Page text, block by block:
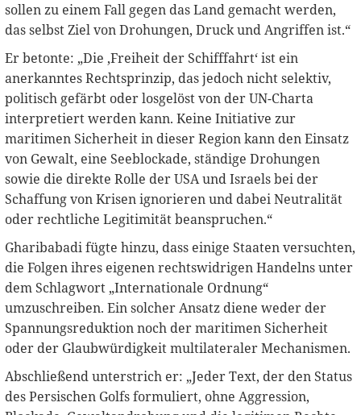
sollen zu einem Fall gegen das Land gemacht werden,
das selbst Ziel von Drohungen, Druck und Angriffen ist.“
Er betonte: „Die ‚Freiheit der Schifffahrt‘ ist ein
anerkanntes Rechtsprinzip, das jedoch nicht selektiv,
politisch gefärbt oder losgelöst von der UN-Charta
interpretiert werden kann. Keine Initiative zur
maritimen Sicherheit in dieser Region kann den Einsatz
von Gewalt, eine Seeblockade, ständige Drohungen
sowie die direkte Rolle der USA und Israels bei der
Schaffung von Krisen ignorieren und dabei Neutralität
oder rechtliche Legitimität beanspruchen.“
Gharibabadi fügte hinzu, dass einige Staaten versuchten,
die Folgen ihres eigenen rechtswidrigen Handelns unter
dem Schlagwort „Internationale Ordnung“
umzuschreiben. Ein solcher Ansatz diene weder der
Spannungsreduktion noch der maritimen Sicherheit
oder der Glaubwürdigkeit multilateraler Mechanismen.
Abschließend unterstrich er: „Jeder Text, der den Status
des Persischen Golfs formuliert, ohne Aggression,